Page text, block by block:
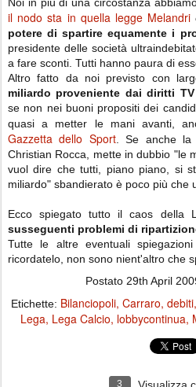
il nodo sta in quella legge Melandri
potere di spartire equamente i
presidente delle società
a fare sconti. Tutti hanno paura di
Altro fatto da noi previsto con
miliardo proveniente dai diritti
se non nei buoni propositi dei
quasi a metter le mani avanti,
Gazzetta dello Sport. Se anche la
Christian Rocca, mette in dubbio "le
vuol dire che tutti, piano piano, si
miliardo" sbandierato è poco più che
Ecco spiegato tutto il caos della
susseguenti problemi di
Tutte le altre eventuali
ricordatelo, non sono nient'altro che
Postato 29th April
Etichette: Bilanciopoli Carraro debiti
Lega Lega Calcio lobbycontinua
3